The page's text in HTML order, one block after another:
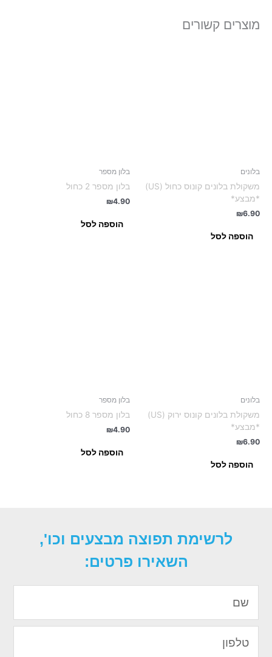
מוצרים קשורים
בלונים
משקולת בלונים קונוס כחול (US)
*מבצע*
₪6.90
הוספה לסל
בלון מספר
בלון מספר 2 כחול
₪4.90
הוספה לסל
בלונים
משקולת בלונים קונוס ירוק (US)
*מבצע*
₪6.90
הוספה לסל
בלון מספר
בלון מספר 8 כחול
₪4.90
הוספה לסל
לרשימת תפוצה מבצעים וכו',
השאירו פרטים: